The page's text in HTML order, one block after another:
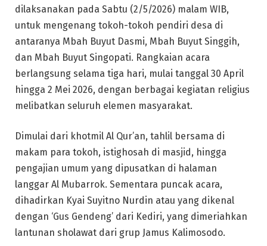
dilaksanakan pada Sabtu (2/5/2026) malam WIB,
untuk mengenang tokoh-tokoh pendiri desa di
antaranya Mbah Buyut Dasmi, Mbah Buyut Singgih,
dan Mbah Buyut Singopati. Rangkaian acara
berlangsung selama tiga hari, mulai tanggal 30 April
hingga 2 Mei 2026, dengan berbagai kegiatan religius
melibatkan seluruh elemen masyarakat.
Dimulai dari khotmil Al Qur’an, tahlil bersama di
makam para tokoh, istighosah di masjid, hingga
pengajian umum yang dipusatkan di halaman
langgar Al Mubarrok. Sementara puncak acara,
dihadirkan Kyai Suyitno Nurdin atau yang dikenal
dengan ‘Gus Gendeng’ dari Kediri, yang dimeriahkan
lantunan sholawat dari grup Jamus Kalimosodo.